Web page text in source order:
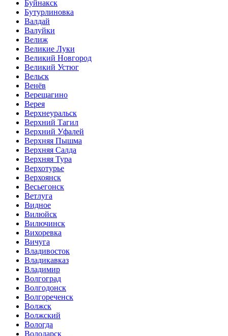
Буйнакск
Бутурлиновка
Валдай
Валуйки
Велиж
Великие Луки
Великий Новгород
Великий Устюг
Вельск
Венёв
Верещагино
Верея
Верхнеуральск
Верхний Тагил
Верхний Уфалей
Верхняя Пышма
Верхняя Салда
Верхняя Тура
Верхотурье
Верхоянск
Весьегонск
Ветлуга
Видное
Вилюйск
Вилючинск
Вихоревка
Вичуга
Владивосток
Владикавказ
Владимир
Волгоград
Волгодонск
Волгореченск
Волжск
Волжский
Вологда
Володарск